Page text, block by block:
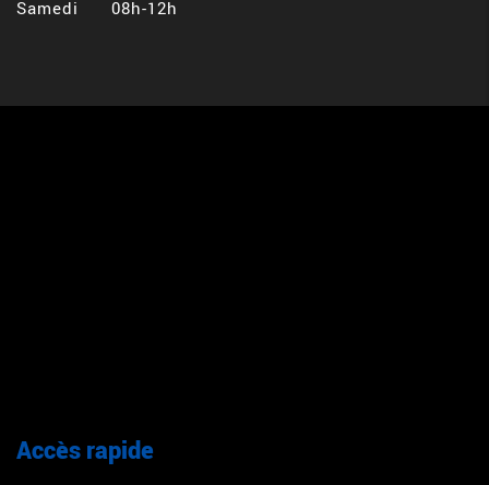
Samedi
08h-12h
Accès rapide